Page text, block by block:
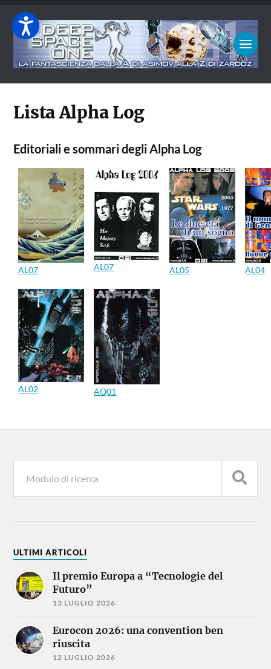
Lista Alpha Log
Editoriali e sommari degli Alpha Log
AL07 AL07 AL05 AL04
AL02 AQ01
ULTIMI ARTICOLI
Il premio Europa a “Tecnologie del
Futuro”
13 LUGLIO 2026
Eurocon 2026: una convention ben
riuscita
12 LUGLIO 2026